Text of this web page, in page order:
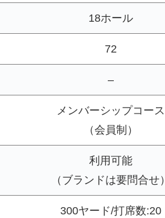
18ホール
72
–
メンバーシップコース
（会員制）
利用可能
（ブランドは要問合せ）
300ヤード/打席数:20